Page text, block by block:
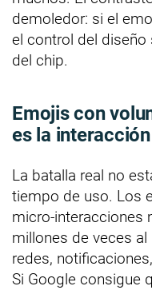
demoledor: si el
el control del
del chip.
Emojis con
es la interacción
La batalla real no
tiempo de uso. Los
micro-interacciones
millones de veces
redes,
Si Google consigue